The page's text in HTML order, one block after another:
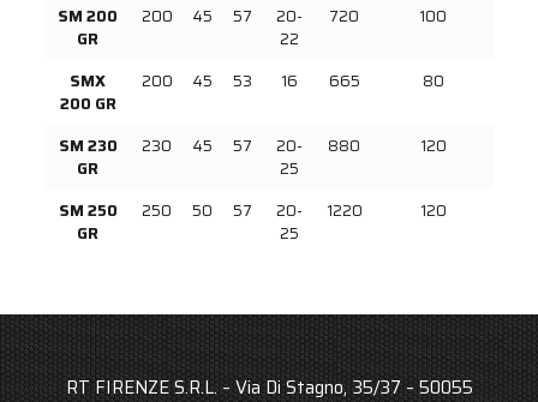
SM 200
GR
200 45 57
20-
22
720 100
SMX
200 GR
200 45 53 16 665 80
SM 230
GR
230 45 57
20-
25
880 120
SM 250
GR
250 50 57
20-
25
1220 120
RT FIRENZE S.R.L. – Via Di Stagno, 35/37 – 50055